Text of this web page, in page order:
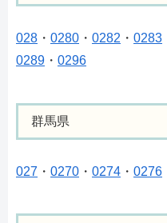
028 ・ 0280 ・ 0282 ・ 0283
0289 ・ 0296
群馬県
027 ・ 0270 ・ 0274 ・ 0276